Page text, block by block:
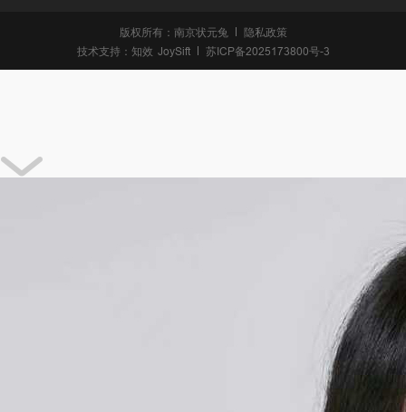
版权所有：南京状元兔
隐私政策
技术支持： 知效 JoySift 苏ICP备2025173800号-3